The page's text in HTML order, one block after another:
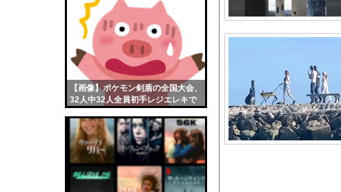
【画像】ポケモン剣盾の全国大会、
32人中32人全員初手レジエレキで
【朗報】齋藤飛鳥、前屈みで
海外「日本よ、お前がナン
勇気を出して白人美女にチン
10年もの間浮気してた嫁。
ウクライナ侵攻以降、ロシ
【配信者】「金バエ」のSNS
【画像】女の子「危機管理フ